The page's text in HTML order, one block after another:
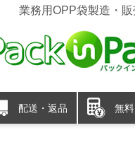
業務用OPP袋製造・販
配送・返品 無